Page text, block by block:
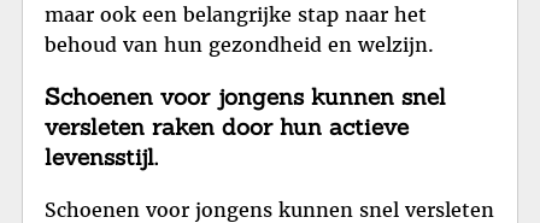
maar ook een belangrijke stap naar het
behoud van hun gezondheid en welzijn.
Schoenen voor jongens kunnen snel
versleten raken door hun actieve
levensstijl.
Schoenen voor jongens kunnen snel versleten